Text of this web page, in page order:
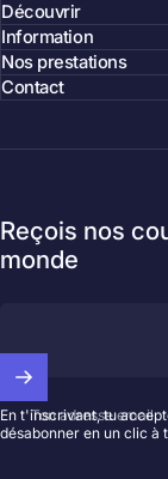
Découvrir
Information
Nos prestations
Contact
Reçois nos
monde
Ton adresse email
En t'inscrivant, tu
désabonner en un clic à